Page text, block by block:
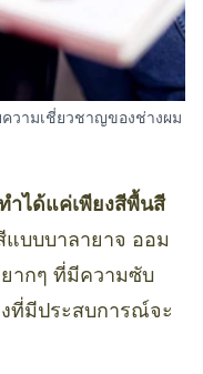
วามเชี่ยวชาญของช่างผม
ำได้แค่เพียงสีพื้นสี
บบบาลายาจ ออม
ากๆ ที่มีความซับ
ที่มีประสบการณ์จะ